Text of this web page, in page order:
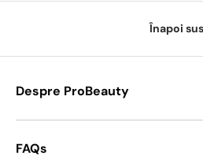
Înapoi sus
Despre ProBeauty
FAQs